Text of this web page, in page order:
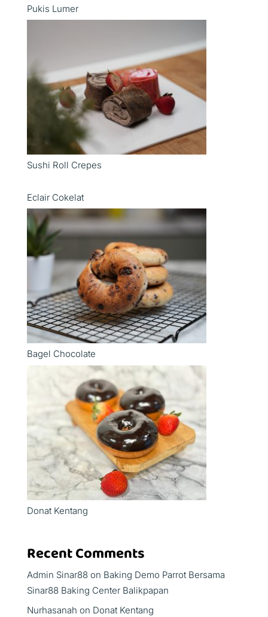
Pukis Lumer
Sushi Roll Crepes
Eclair Cokelat
Bagel Chocolate
Donat Kentang
Recent Comments
Admin Sinar88on Baking Demo Parrot Bersama
Sinar88 Baking Center Balikpapan
Nurhasanah on Donat Kentang